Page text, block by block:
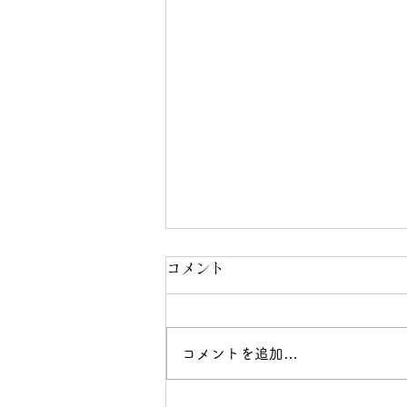
第15回総会のお知らせ
コメント
コメントを追加…